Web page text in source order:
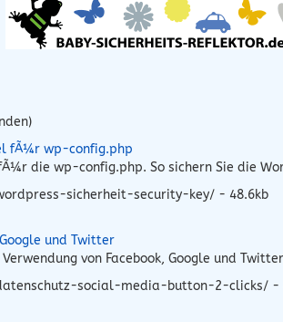
fÃ¼r wp-config.php
die wp-config.php. So sichern Sie die
sicherheit-security-key/ - 48.6kb
und Twitter
von Facebook, Google und
social-media-button-2-clicks/ -